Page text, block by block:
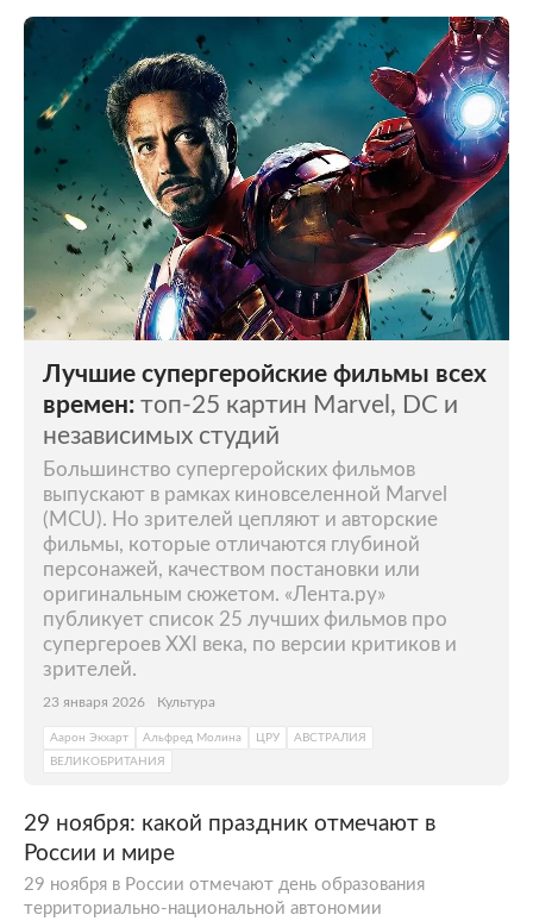
Лучшие супергеройские фильмы всех
времен: топ-25 картин Marvel, DC и
независимых студий
Большинство супергеройских фильмов
выпускают в рамках киновселенной Marvel
(MCU). Но зрителей цепляют и авторские
фильмы, которые отличаются глубиной
персонажей, качеством постановки или
оригинальным сюжетом. «Лента.ру»
публикует список 25 лучших фильмов про
супергероев XXI века, по версии критиков и
зрителей.
23 января 2026 Культура
Аарон Экхарт Альфред Молина ЦРУ
АВСТРАЛИЯ
ВЕЛИКОБРИТАНИЯ
29 ноября: какой праздник отмечают в
России и мире
29 ноября в России отмечают день образования
территориально-национальной автономии